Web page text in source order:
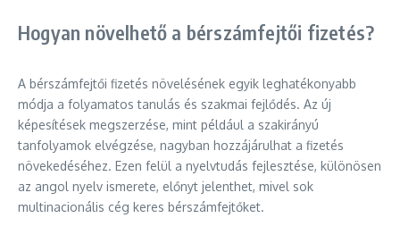
Hogyan növelhető a bérszámfejtői fizetés?
A bérszámfejtői fizetés növelésének egyik leghatékonyabb
módja a folyamatos tanulás és szakmai fejlődés. Az új
képesítések megszerzése, mint például a szakirányú
tanfolyamok elvégzése, nagyban hozzájárulhat a fizetés
növekedéséhez. Ezen felül a nyelvtudás fejlesztése, különösen
az angol nyelv ismerete, előnyt jelenthet, mivel sok
multinacionális cég keres bérszámfejtőket.